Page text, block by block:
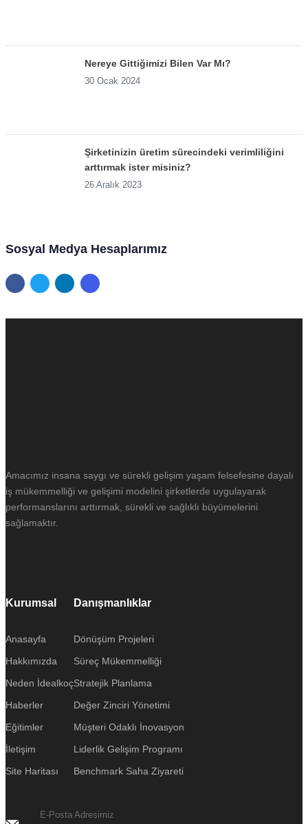
Nereye Gittiğimizi Bilen Var Mı?
30 Ocak 2024
Şirketinizin üretim sürecindeki verimliliğini
arttırmak ister misiniz?
26 Aralık 2023
Sosyal Medya Hesaplarımız
Amacımız insana saygı ve sürekli gelişim yaşam felsefesine dayalı
iş mükemmelliği ve gelişimi modelini şirketlerde uygulayarak
performanslarını arttırmak, sürekli ve sağlıklı büyümelerini
sağlamaktır.
Kurumsal
Anasayfa
Hakkımızda
Neden İdealkoç
Haberler
Eğitimler
İletişim
Site Haritası
Danışmanlıklar
Dönüşüm Projeleri
Süreç Mükemmelliği
Stratejik Planlama
Değer Zinciri Yönetimi
Müşteri Odaklı İnovasyon
Liderlik Gelişim Programı
Benchmark Saha Ziyareti
E-Posta Adresimiz